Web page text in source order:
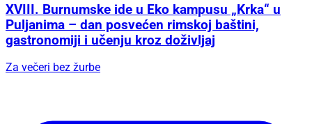
XVIII. Burnumske ide u Eko kampusu „Krka“ u
Puljanima – dan posvećen rimskoj baštini,
gastronomiji i učenju kroz doživljaj
Za večeri bez žurbe